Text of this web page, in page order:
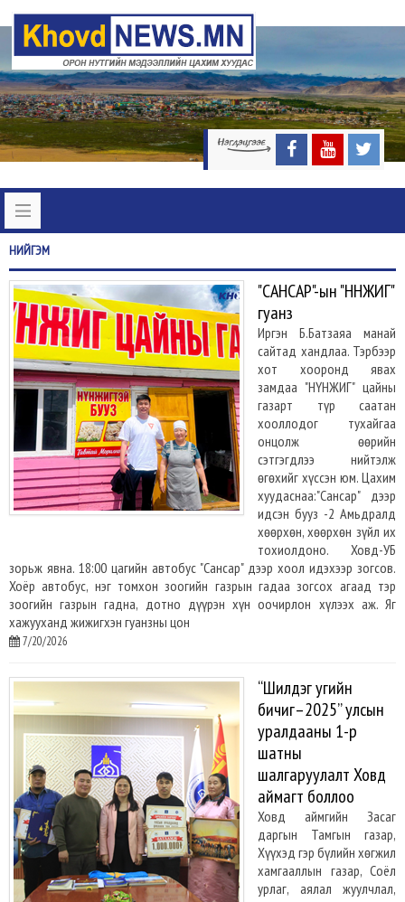
НИЙГЭМ
"САНСАР"-ын "НҮНЖИГ"
гуанз
Иргэн Б.Батзаяа манай
сайтад хандлаа. Тэрбээр
хот хооронд явах
замдаа "НҮНЖИГ" цайны
газарт түр саатан
хооллодог тухайгаа
онцолж өөрийн
сэтгэгдлээ нийтэлж
өгөхийг хүссэн юм. Цахим
хуудаснаа:"Сансар" дээр
идсэн бууз -2 Амьдралд
хөөрхөн, хөөрхөн зүйл их
тохиолдоно. Ховд-УБ
зорьж явна. 18:00 цагийн автобус "Сансар" дээр хоол идэхээр зогсов.
Хоёр автобус, нэг томхон зоогийн газрын гадаа зогсох агаад тэр
зоогийн газрын гадна, дотно дүүрэн хүн оочирлон хүлээх аж. Яг
хажууханд жижигхэн гуанзны цон
7/20/2026
“Шилдэг угийн
бичиг–2025” улсын
уралдааны 1-р
шатны
шалгаруулалт Ховд
аймагт боллоо
Ховд аймгийн Засаг
даргын Тамгын газар,
Хүүхэд гэр бүлийн хөгжил
хамгааллын газар, Соёл
урлаг, аялал жуулчлал,